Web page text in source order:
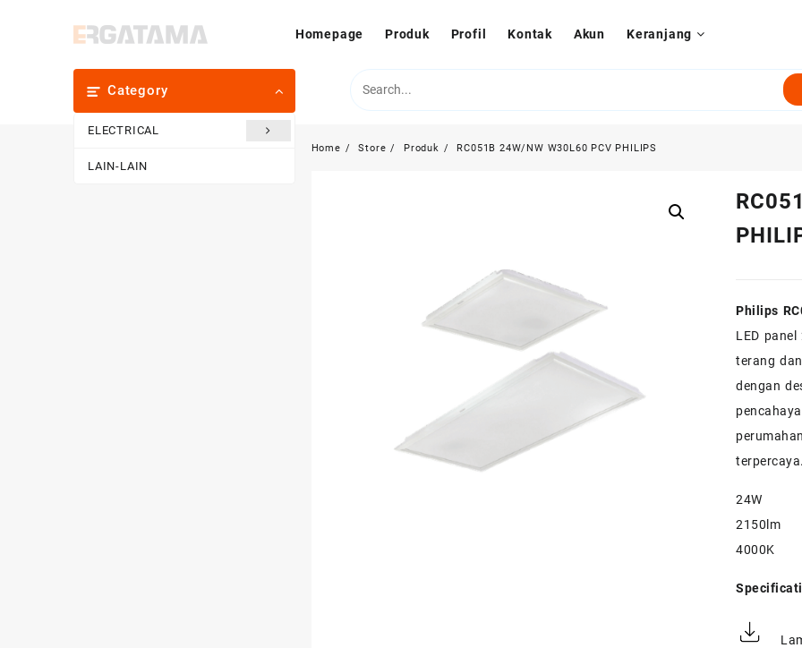
Homepage Produk Profil Kontak Akun Keranjang
Category
ELECTRICAL
LAIN-LAIN
Home Store Produk RC051B 24W/NW W30L60 PCV PHILIPS
Philips
LED
terang
dengan
24W
2150lm
4000K